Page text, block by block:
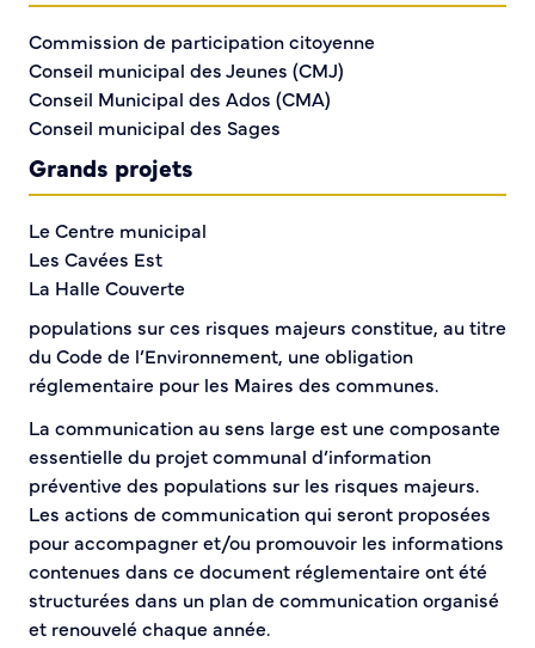
l’initiative du maire ou par son représentant désigné,
dès lors que les renseignements reçus par tout
moyen ne laissent aucun doute sur la nature de
l’évènement, ou à la demande de l’autorité
préfectorale. Dès lors que l’alerte est reçue par le
maire, celui-ci, doit dans un premier temps constituer
la cellule de crise municipale.
Communication préventive
La procédure d’information préventive des
populations sur ces risques majeurs constitue, au titre
du Code de l’Environnement, une obligation
réglementaire pour les Maires des communes.
La communication au sens large est une composante
essentielle du projet communal d’information
préventive des populations sur les risques majeurs.
Les actions de communication qui seront proposées
pour accompagner et/ou promouvoir les informations
contenues dans ce document réglementaire ont été
structurées dans un plan de communication organisé
et renouvelé chaque année.
Commission de participation citoyenne
Conseil municipal des Jeunes (CMJ)
Conseil Municipal des Ados (CMA)
Conseil municipal des Sages
Grands projets
Le Centre municipal
Les Cavées Est
La Halle Couverte